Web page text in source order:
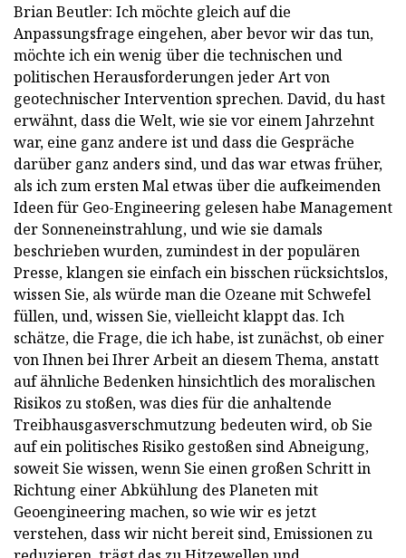
Brian Beutler: Ich möchte gleich auf die
Anpassungsfrage eingehen, aber bevor wir das tun,
möchte ich ein wenig über die technischen und
politischen Herausforderungen jeder Art von
geotechnischer Intervention sprechen. David, du hast
erwähnt, dass die Welt, wie sie vor einem Jahrzehnt
war, eine ganz andere ist und dass die Gespräche
darüber ganz anders sind, und das war etwas früher,
als ich zum ersten Mal etwas über die aufkeimenden
Ideen für Geo-Engineering gelesen habe Management
der Sonneneinstrahlung, und wie sie damals
beschrieben wurden, zumindest in der populären
Presse, klangen sie einfach ein bisschen rücksichtslos,
wissen Sie, als würde man die Ozeane mit Schwefel
füllen, und, wissen Sie, vielleicht klappt das. Ich
schätze, die Frage, die ich habe, ist zunächst, ob einer
von Ihnen bei Ihrer Arbeit an diesem Thema, anstatt
auf ähnliche Bedenken hinsichtlich des moralischen
Risikos zu stoßen, was dies für die anhaltende
Treibhausgasverschmutzung bedeuten wird, ob Sie
auf ein politisches Risiko gestoßen sind Abneigung,
soweit Sie wissen, wenn Sie einen großen Schritt in
Richtung einer Abkühlung des Planeten mit
Geoengineering machen, so wie wir es jetzt
verstehen, dass wir nicht bereit sind, Emissionen zu